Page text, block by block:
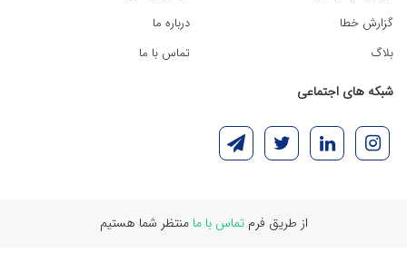
گزارش خطا
بلاگ
درباره ما
تماس با ما
شبکه های اجتماعی
از طریق فرمتماس با ما منتظر شما هستیم